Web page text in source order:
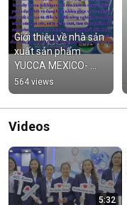
Giới thiệu về nhà sản
xuất sản phẩm
YUCCA MEXICO-
Baja Agro
International
564 views
Videos
5:32